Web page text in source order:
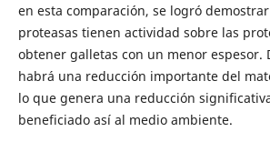
en esta comparación, se logró
proteasas tienen actividad sobre las
obtener galletas con un menor espesor.
habrá una reducción importante del
lo que genera una reducción
beneficiado así al medio ambiente.